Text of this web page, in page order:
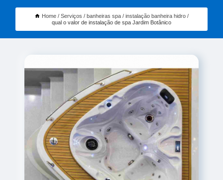
Home Serviços banheiras spa
instalação banheira hidro
qual o valor de instalação de spa Jardim Botânico